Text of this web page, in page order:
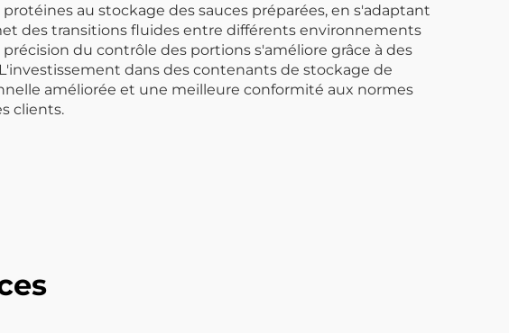
au stockage des sauces préparées, en s'adaptant
des transitions fluides entre différents environnements
du contrôle des portions s'améliore grâce à des
dans des contenants de stockage de
améliorée et une meilleure conformité aux normes
clients.